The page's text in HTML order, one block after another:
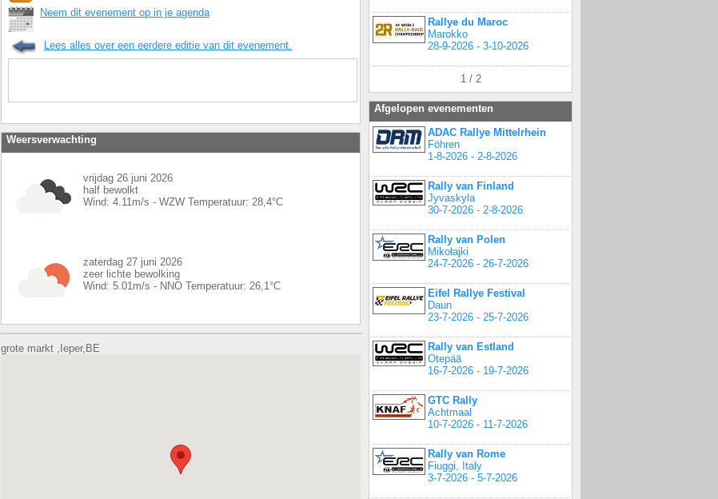
Neem dit evenement op in je agenda
Lees alles over een eerdere editie van dit evenement.
Weersverwachting
vrijdag 26 juni 2026
half bewolkt
Wind: 4.11 m/s - WZW Temperatuur: 28,4°C
zaterdag 27 juni 2026
zeer lichte bewolking
Wind: 5.01 m/s - NNO Temperatuur: 26,1 °C
grote markt ,Ieper,BE
Rallye du Maroc
Marokko
28-9-2026 - 3-10-2026
1 / 2
Afgelopen evenementen
ADAC Rallye Mittelrhein
Föhren
1-8-2026 - 2-8-2026
Rally van Finland
Jyvaskyla
30-7-2026 - 2-8-2026
Rally van Polen
Mikołajki
24-7-2026 - 26-7-2026
Eifel Rallye Festival
Daun
23-7-2026 - 25-7-2026
Rally van Estland
Otepää
16-7-2026 - 19-7-2026
GTC Rally
Achtmaal
10-7-2026 - 11-7-2026
Rally van Rome
Fiuggi, Italy
3-7-2026 - 5-7-2026